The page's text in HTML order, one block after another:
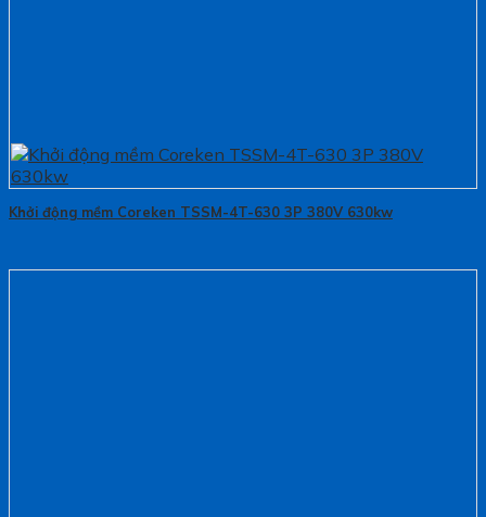
Khởi động mềm Coreken TSSM-4T-630 3P 380V 630kw